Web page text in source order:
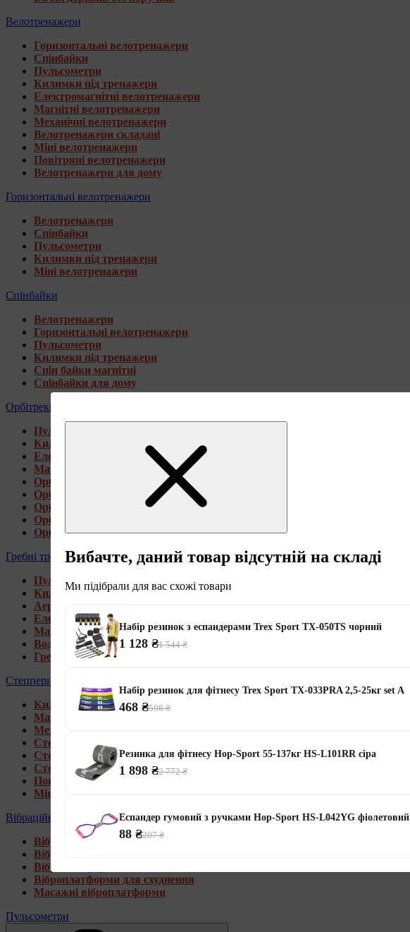
Велотренажери
Горизонтальні велотренажери
Спінбайки
Пульсометри
Килимки під тренажери
Електромагнітні велотренажери
Магнітні велотренажери
Механічні велотренажери
Велотренажери складані
Міні велотренажери
Повітряні велотренажери
Велотренажери для дому
Горизонтальні велотренажери
Велотренажери
Спінбайки
Пульсометри
Килимки під тренажери
Міні велотренажери
Спінбайки
Велотренажери
Горизонтальні велотренажери
Пульсометри
Килимки під тренажери
Спін байки магнітні
Спінбайки для дому
Орбітреки
Пульсометри
Килимки під тренажери
Електромагнітні орбітреки
Магнітні орбітреки
Орбітреки передньоприводні
Орбітреки задньоприводні
Орбітреки для високих користувачів
Орбітреки генераторні
Орбітреки для дому
Гребні тренажери
Пульсометри
Килимки під тренажери
Аеромагнітні гребні тренажери
Електромагнітні гребні тренажери
Магнітні гребні тренажери
Водні гребні тренажери
Гребні тренажери для дому
Степпери
Килимки під тренажери
Магнітні степпери
Механічні степпери
Степпери зі стійкою
Степпери з еспандерами
Степпери з рукоятками
Поворотні степпери
Міні степпери
Вібраційні платформи
Віброплатформи для дому
Віброплатформи 4D
Віброплатформи 3D
Віброплатформи для схуднення
Масажні віброплатформи
Пульсометри
Вибачте, даний товар відсутній на складі
Ми підібрали для вас схожі товари
Набір резинок з еспандерами Trex Sport TX-050TS чорний
1 128 ₴1 544 ₴
Набір резинок для фітнесу Trex Sport TX-033PRA 2,5-25кг set A
468 ₴598 ₴
Резинка для фітнесу Hop-Sport 55-137кг HS-L101RR сіра
1 898 ₴2 772 ₴
Еспандер гумовий з ручками Hop-Sport HS-L042YG фіолетовий
88 ₴207 ₴